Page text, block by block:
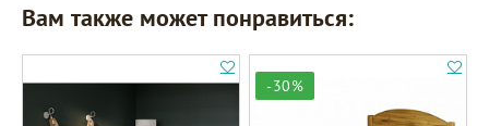
Вам также может понравиться:
-30%